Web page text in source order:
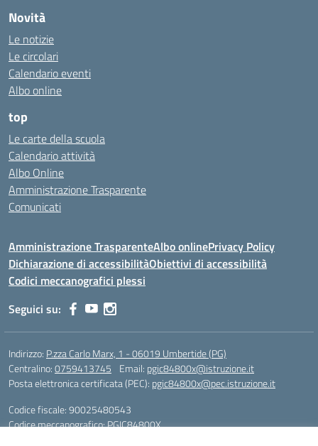
Novità
Le notizie
Le circolari
Calendario eventi
Albo online
top
Le carte della scuola
Calendario attività
Albo Online
Amministrazione Trasparente
Comunicati
Amministrazione TrasparenteAlbo onlinePrivacy Policy
Dichiarazione di accessibilitàObiettivi di accessibilità
Codici meccanografici plessi
Seguici su:
Indirizzo: P.zza Carlo Marx, 1 - 06019 Umbertide (PG)
Centralino:0759413745 Email: pgic84800x@istruzione.it
Posta elettronica certificata (PEC): pgic84800x@pec.istruzione.it
Codice fiscale: 90025480543
Codice meccanografico:PGIC84800X